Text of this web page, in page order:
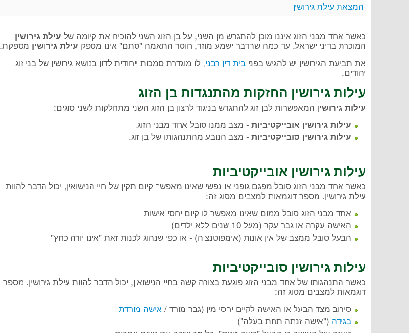
המצאת עילת גירושין
כאשר אחד מבני הזוג איננו מוכן להתגרש מן השני, על בן הזוג השני להוכיח את קיומה של עילת גירושין
המוכרת בדיני ישראל. עד כמה שהדבר ישמע מוזר, חוסר התאמה "סתם" אינו מספק עילת גירושין מספקת.
את תביעת הגירושין יש להגיש בפני בית דין רבני, לו מוגדרת סמכות ייחודית לדון בנושא גירושין של בני זוג
יהודים.
עילות גירושין החזקות מהתנגדות בן הזוג
עילות גירושין המאפשרות לבן זוג להתגרש בניגוד לרצון בן הזוג השני מתחלקות לשני סוגים:
עילות גירושין אובייקטיביות - מצב ממנו סובל אחד מבני הזוג.
עילות גירושין סובייקטיביות - מצב הנובע מהתנהגותו של בן זוג.
עילות גירושין אובייקטיביות
כאשר אחד מבני הזוג סובל מפגם גופני או נפשי שאינו מאפשר קיום תקין של חיי הנישואין, יכול הדבר להוות
עילת גירושין. מספר דוגמאות למצבים מסוג זה:
אחד מבני הזוג סובל ממום שאינו מאפשר לו קיום יחסי אישות
האישה עקרה או גבר עקר (מעל 10 שנים ללא ילדים)
הבעל סובל ממצב של אין אונות (אימפוטנציה) - או כפי שנהוג לכנות זאת "אינו יורה כחץ"
עילות גירושין סובייקטיביות
כאשר התנהגותו של אחד מבני הזוג פוגעת בצורה קשה בחיי הנישואין, יכול הדבר להוות עילת גירושין. מספר
דוגמאות למצבים מסוג זה:
סירוב מצד הבעל או האישה לקיים יחסי מין (גבר מורד / אישה מורדת
בגידה ("אישה זנתה תחת בעלה")